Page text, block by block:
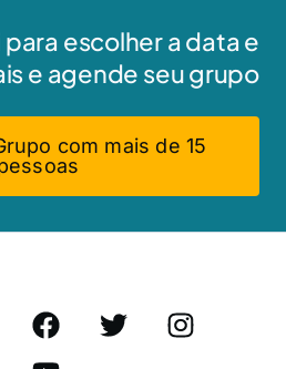
escolher a data e
e agende seu grupo
com mais de 15